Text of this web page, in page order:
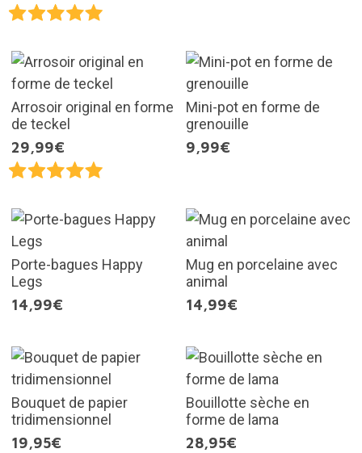
Arrosoir original en forme
de teckel
29,99€
Mini-pot en forme de
grenouille
9,99€
Porte-bagues Happy
Legs
14,99€
Mug en porcelaine avec
animal
14,99€
Bouquet de papier
tridimensionnel
19,95€
Bouillotte sèche en
forme de lama
28,95€